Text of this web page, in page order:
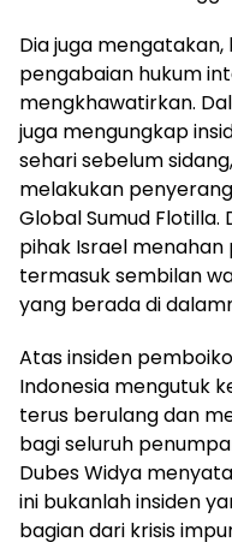
Dia juga
pengabaian hukum
mengkhawatirkan.
juga mengungkap
sehari sebelum
melakukan
Global Sumud
pihak Israel
termasuk sembilan
yang berada di
Atas insiden
Indonesia mengutuk
terus berulang dan
bagi seluruh
Dubes Widya
ini bukanlah insiden
bagian dari krisis